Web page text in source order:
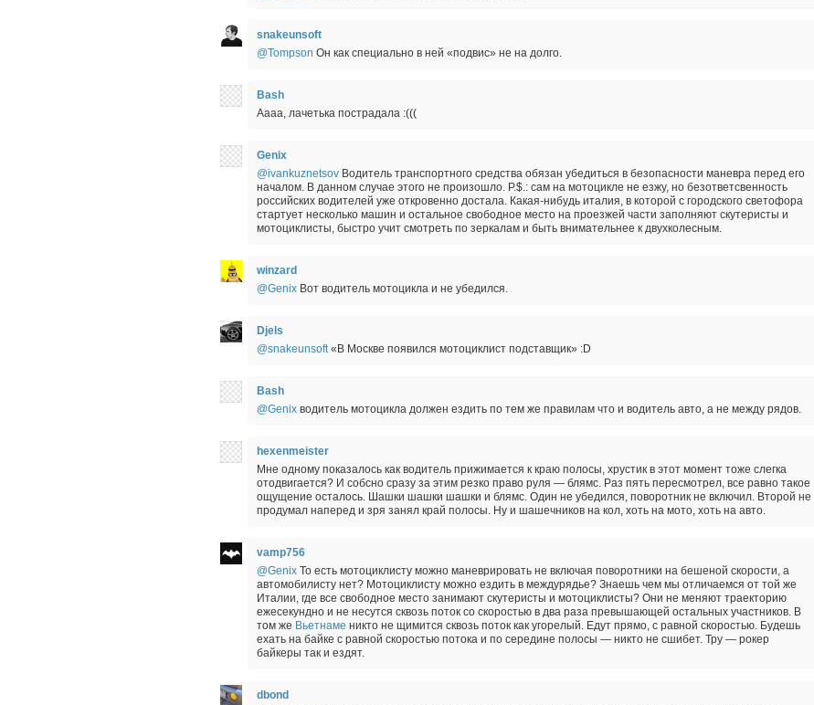
snakeunsoft
@Tompson Он как специально в ней «подвис» не на долго.
Bash
Аааа, лачетька пострадала :(((
Genix
@ivankuznetsov Водитель транспортного средства обязан убедиться в безопасности маневра перед его
началом. В данном случае этого не произошло. P.$.: сам на мотоцикле не езжу, но безответсвенность
российских водителей уже откровенно достала. Какая-нибудь италия, в которой с городского светофора
стартует несколько машин и остальное свободное место на проезжей части заполняют скутеристы и
мотоциклисты, быстро учит смотреть по зеркалам и быть внимательнее к двухколесным.
winzard
@Genix Вот водитель мотоцикла и не убедился.
Djels
@snakeunsoft «В Москве появился мотоциклист подставщик» :D
Bash
@Genix водитель мотоцикла должен ездить по тем же правилам что и водитель авто, а не между рядов.
hexenmeister
Мне одному показалось как водитель прижимается к краю полосы, хрустик в этот момент тоже слегка
отодвигается? И собсно сразу за этим резко право руля — блямс. Раз пять пересмотрел, все равно такое
ощущение осталось. Шашки шашки шашки и блямс. Один не убедился, поворотник не включил. Второй не
продумал наперед и зря занял край полосы. Ну и шашечников на кол, хоть на мото, хоть на авто.
vamp756
@Genix То есть мотоциклисту можно маневрировать не включая поворотники на бешеной скорости, а
автомобилисту нет? Мотоциклисту можно ездить в междурядье? Знаешь чем мы отличаемся от той же
Италии, где все свободное место занимают скутеристы и мотоциклисты? Они не меняют траекторию
ежесекундно и не несутся сквозь поток со скоростью в два раза превышающей остальных участников. В
том же Вьетнаме никто не щимится сквозь поток как угорелый. Едут прямо, с равной скоростью. Будешь
ехать на байке с равной скоростью потока и по середине полосы — никто не сшибет. Тру — рокер
байкеры так и ездят.
dbond